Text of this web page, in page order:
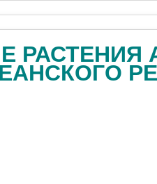
РАСТЕНИЯ